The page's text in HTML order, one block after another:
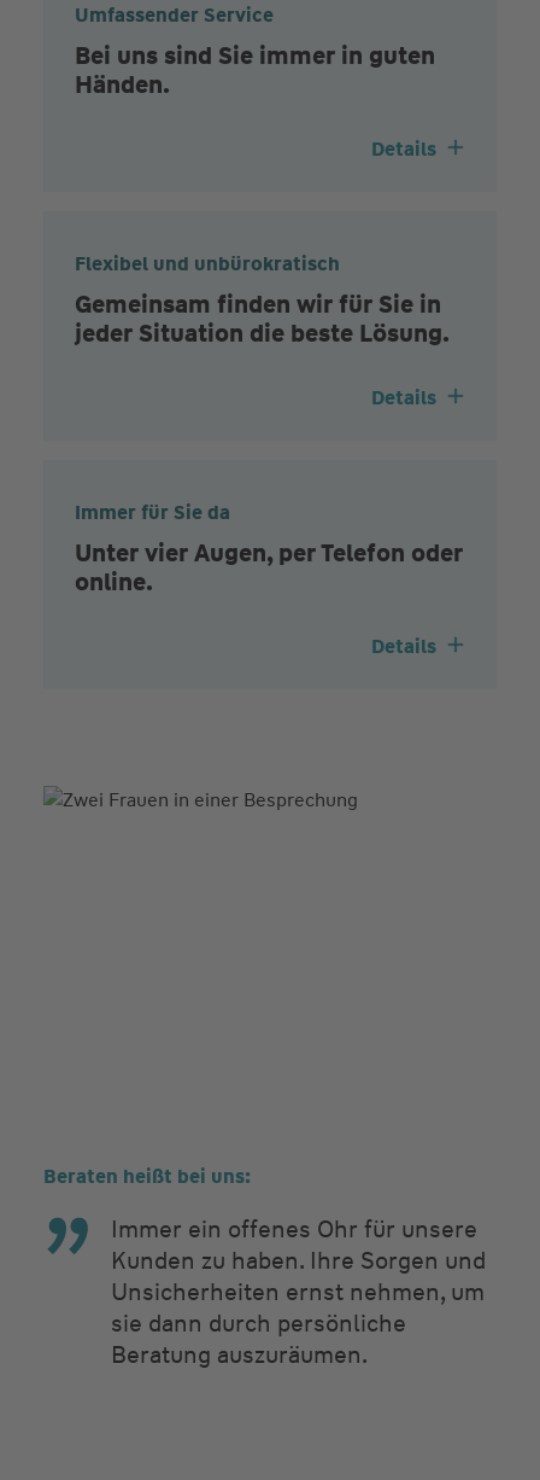
Umfassender Service
Bei uns sind Sie immer in guten
Händen.
Details
Flexibel und unbürokratisch
Gemeinsam finden wir für Sie in
jeder Situation die beste Lösung.
Details
Immer für Sie da
Unter vier Augen, per Telefon oder
online.
Details
Beraten heißt bei uns:
Immer ein offenes Ohr für unsere
Kunden zu haben. Ihre Sorgen und
Unsicherheiten ernst nehmen, um
sie dann durch persönliche
Beratung auszuräumen.